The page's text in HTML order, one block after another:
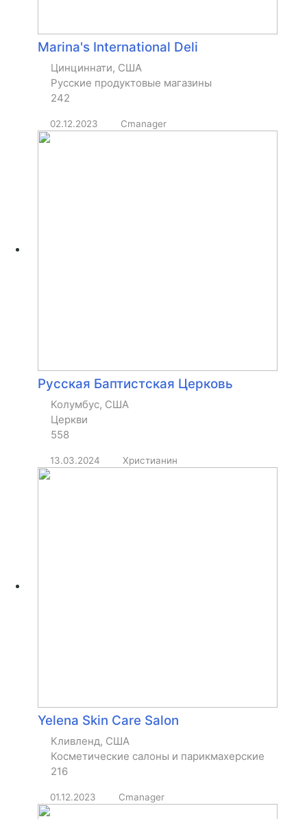
Marina's International Deli
Цинциннати, США
Русские продуктовые магазины
242
02.12.2023 Cmanager
Русская Баптистская Церковь
Колумбус, США
Церкви
558
13.03.2024 Христианин
Yelena Skin Care Salon
Кливленд, США
Косметические салоны и парикмахерские
216
01.12.2023 Cmanager